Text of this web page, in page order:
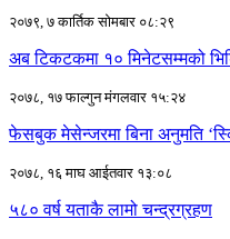
२०७९, ७ कार्तिक सोमबार ०८:२९
अब टिकटकमा १० मिनेटसम्मको
२०७८, १७ फाल्गुन मंगलवार १५:२४
फेसबुक मेसेन्जरमा बिना अनुमति
२०७८, १६ माघ आईतवार १३:०८
५८० वर्ष यताकै लामो चन्द्रग्रहण